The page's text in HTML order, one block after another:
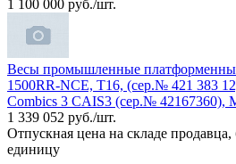
1 100 000 руб./шт.
Весы промышленные
1500RR-NCE, T16, (сер.№ 421 383
Combics 3 CAIS3 (сер.№ 42167360),
1 339 052 руб./шт.
Отпускная цена на складе
единицу